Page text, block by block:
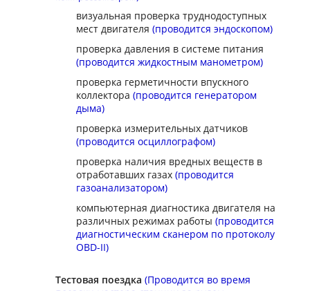
визуальная проверка труднодоступных
мест двигателя (проводится эндоскопом)
проверка давления в системе питания
(проводится жидкостным манометром)
проверка герметичности впускного
коллектора (проводится генератором
дыма)
проверка измерительных датчиков
(проводится осциллографом)
проверка наличия вредных веществ в
отработавших газах (проводится
газоанализатором)
компьютерная диагностика двигателя на
различных режимах работы (проводится
диагностическим сканером по протоколу
OBD-II)
Тестовая поездка (Проводится во время